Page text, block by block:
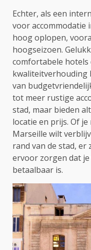
Echter, als een
voor accommodatie
hoog oplopen,
hoogseizoen.
comfortabele hotels
kwaliteitverhouding
van
tot meer rustige
stad, maar bieden
locatie en prijs. Of
Marseille wilt
rand van de stad,
ervoor zorgen dat
betaalbaar is.